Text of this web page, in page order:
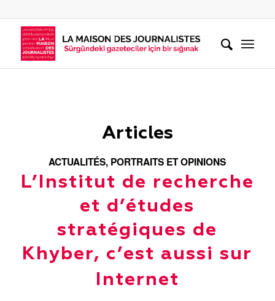
Articles
ACTUALITÉS, PORTRAITS ET OPINIONS
L’Institut de recherche
et d’études
stratégiques de
Khyber, c’est aussi sur
Internet